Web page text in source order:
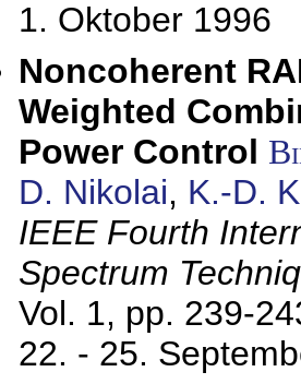
1. Oktober 1996
Noncoherent
Weighted
Power Control
D. Nikolai, K.-D.
IEEE Fourth
Spectrum
Vol. 1, pp. 239-
22. - 25.